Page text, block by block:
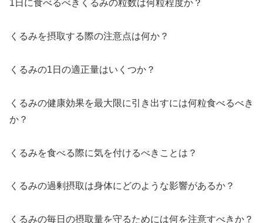
1日に食べるべきくるみの粒数は何粒程度か？
くるみを摂取する際の注意点は何か？
くるみの1日の適正量はいくつか？
くるみの健康効果を最大限に引き出すには何粒食べるべき
か？
くるみを食べる際に気を付けるべきことは？
くるみの過剰摂取は身体にどのような影響があるか？
くるみの毎日の摂取量を守るためには何を注意すべきか？